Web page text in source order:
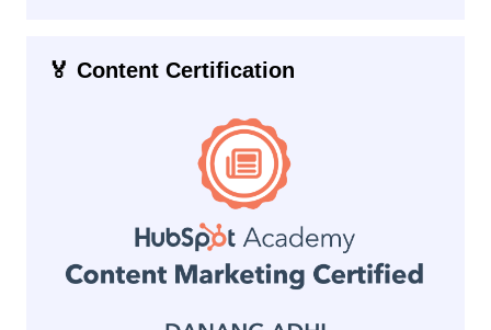
🏅 Content Certification